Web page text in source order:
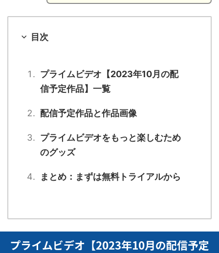
目次
プライムビデオ【2023年10月の配
信予定作品】一覧
配信予定作品と作品画像
プライムビデオをもっと楽しむため
のグッズ
まとめ：まずは無料トライアルから
プライムビデオ【2023年10月の配信予定